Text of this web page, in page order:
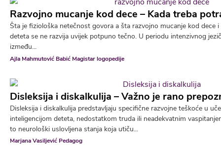
Razvojno mucanje kod dece – Kada treba
Šta je fiziološka netečnost govora a šta razvojno mucanje kod dece
deteta se ne razvija uvijek potpuno tečno. U periodu intenzivnog
između...
Ajla Mahmutović Babić Magistar logopedije
Disleksija i diskalkulija – Važno je rano
Disleksija i diskalkulija predstavljaju specifične razvojne teškoće u
inteligencijom deteta, nedostatkom truda ili neadekvatnim
to neurološki uslovljena stanja koja utiču...
Marjana Vasiljević Pedagog